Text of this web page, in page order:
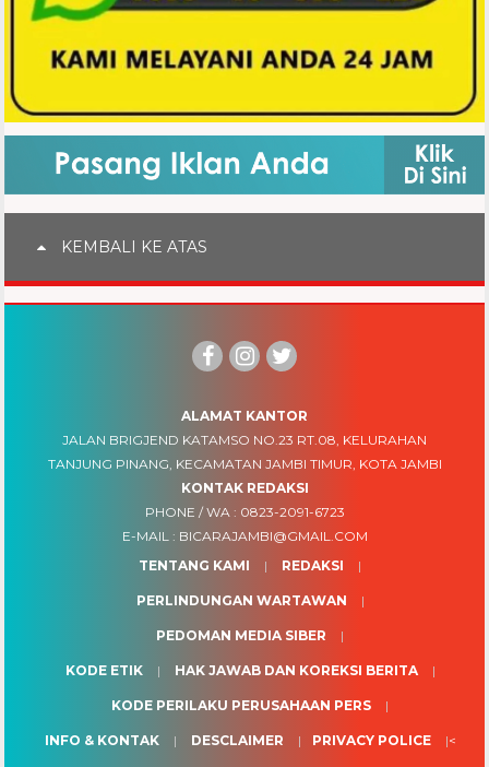
KEMBALI KE ATAS
ALAMAT KANTOR
JALAN BRIGJEND KATAMSO NO.23 RT.08, KELURAHAN
TANJUNG PINANG, KECAMATAN JAMBI TIMUR, KOTA JAMBI
KONTAK REDAKSI
PHONE / WA : 0823-2091-6723
E-MAIL : BICARAJAMBI@GMAIL.COM
TENTANG KAMI
REDAKSI
PERLINDUNGAN WARTAWAN
PEDOMAN MEDIA SIBER
KODE ETIK HAK JAWAB DAN KOREKSI BERITA
KODE PERILAKU PERUSAHAAN PERS
INFO & KONTAK DESCLAIMER PRIVACY POLICE <